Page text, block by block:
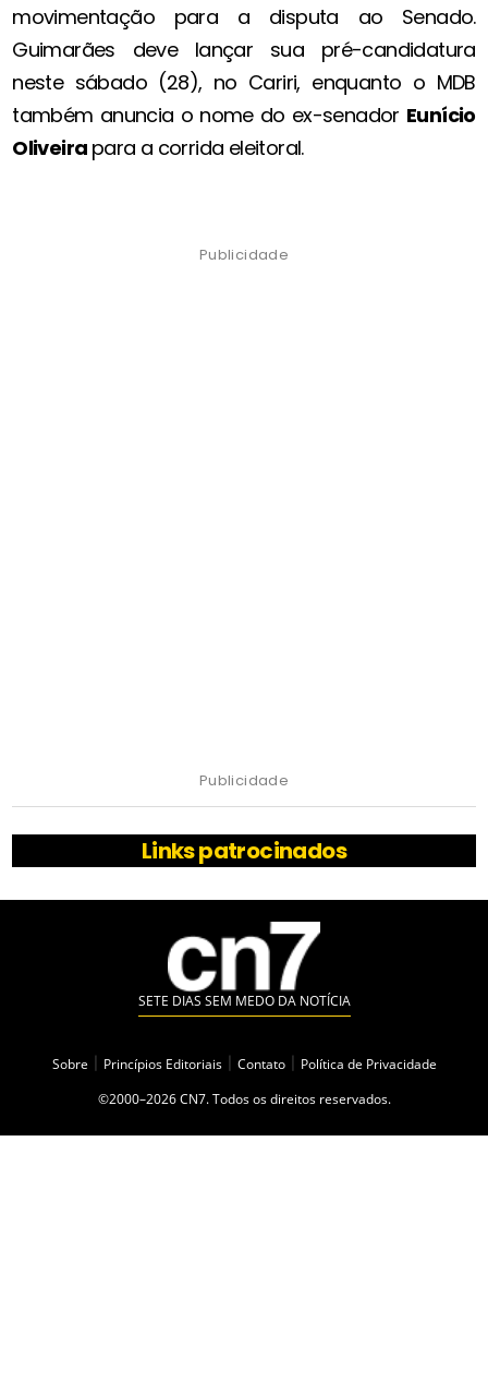
movimentação para a disputa ao Senado.
Guimarães deve lançar sua pré-candidatura
neste sábado (28), no Cariri, enquanto o MDB
também anuncia o nome do ex-senador Eunício
Oliveira para a corrida eleitoral.
Publicidade
Publicidade
Links patrocinados
SETE DIAS SEM MEDO DA NOTÍCIA
Sobre Princípios Editoriais Contato
Política de Privacidade
©2000–2026 CN7. Todos os direitos reservados.